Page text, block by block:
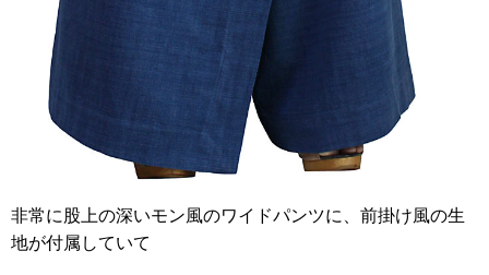
非常に股上の深いモン風のワイドパンツに、前掛け風の生
地が付属していて